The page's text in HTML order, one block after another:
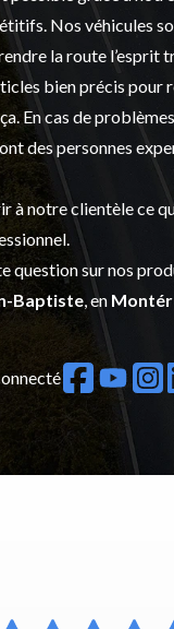
Nos véhicules
la route l’esprit
bien précis pour
En cas de
des personnes
notre clientèle ce
question sur nos
Baptiste, en